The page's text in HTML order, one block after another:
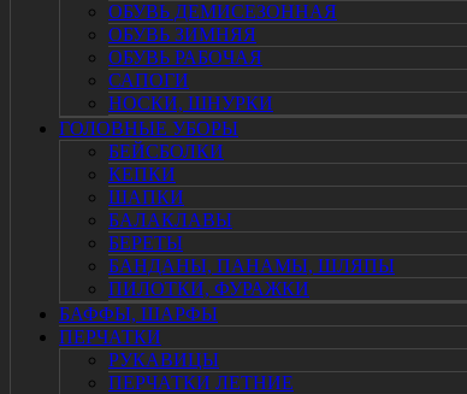
ОБУВЬ ДЕМИСЕЗОННАЯ
ОБУВЬ ЗИМНЯЯ
ОБУВЬ РАБОЧАЯ
САПОГИ
НОСКИ, ШНУРКИ
ГОЛОВНЫЕ УБОРЫ
БЕЙСБОЛКИ
КЕПКИ
ШАПКИ
БАЛАКЛАВЫ
БЕРЕТЫ
БАНДАНЫ, ПАНАМЫ, ШЛЯПЫ
ПИЛОТКИ, ФУРАЖКИ
БАФФЫ, ШАРФЫ
ПЕРЧАТКИ
РУКАВИЦЫ
ПЕРЧАТКИ ЛЕТНИЕ